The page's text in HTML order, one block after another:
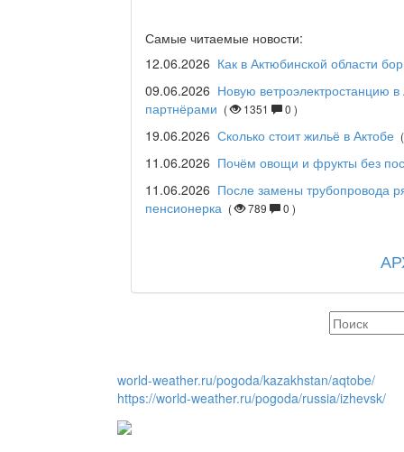
Дәрігер не айтады?
Maslihat LIVE
Отчётная встреча
қаласы әкімінің
Самые читаемые новости:
12.06.2026 Как в Актюбинской области
09.06.2026 Новую ветроэлектростанцию
партнёрами ( 1351 0 )
19.06.2026 Сколько стоит жильё в Актобе
11.06.2026 Почём овощи и фрукты без
11.06.2026 После замены трубопровода
пенсионерка ( 789 0 )
world-weather.ru/pogoda/kazakhstan/aqtobe/
https://world-weather.ru/pogoda/russia/izhevsk/